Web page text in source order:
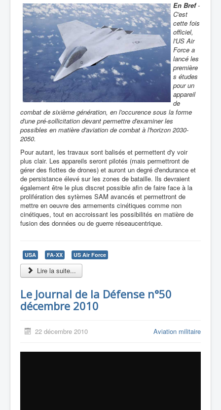
En Bref-
C'est
cette fois
officiel,
l'US Air
Force a
lancé les
première
s études
pour un
appareil
de
combat de sixième génération, en l'occurence sous la forme
d'une pré-sollicitation devant permettre d'examiner les
possibles en matière d'aviation de combat à l'horizon 2030-
2050.
Pour autant, les travaux sont balisés et permettent d'y voir
plus clair. Les appareils seront pilotés (mais permettront de
gérer des flottes de drones) et auront un degré d'endurance et
de persistance élevé sur les zones de bataille. Ils devraient
également être le plus discret possible afin de faire face à la
prolifération des sytèmes SAM avancés et permettront de
mettre en oeuvre des armements cinétiques comme non
cinétiques, tout en accroissant les possibilités en matière de
fusion des données ou de guerre réseaucentrique.
USA FA-XX US Air Force
Lire la suite...
Le Journal de la Défense n°50
décembre 2010
22 décembre 2010 Aviation militaire